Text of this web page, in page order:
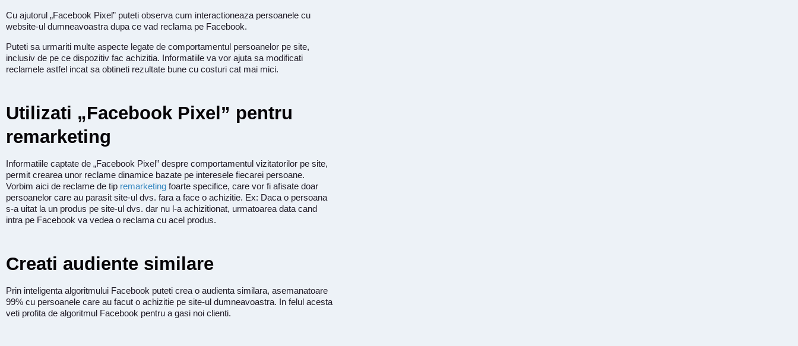
Cu ajutorul „Facebook Pixel” puteti observa cum interactioneaza persoanele cu
website-ul dumneavoastra dupa ce vad reclama pe Facebook.
Puteti sa urmariti multe aspecte legate de comportamentul persoanelor pe site,
inclusiv de pe ce dispozitiv fac achizitia. Informatiile va vor ajuta sa modificati
reclamele astfel incat sa obtineti rezultate bune cu costuri cat mai mici.
Utilizati „Facebook Pixel” pentru
remarketing
Informatiile captate de „Facebook Pixel” despre comportamentul vizitatorilor pe site,
permit crearea unor reclame dinamice bazate pe interesele fiecarei persoane.
Vorbim aici de reclame de tip remarketing foarte specifice, care vor fi afisate doar
persoanelor care au parasit site-ul dvs. fara a face o achizitie. Ex: Daca o persoana
s-a uitat la un produs pe site-ul dvs. dar nu l-a achizitionat, urmatoarea data cand
intra pe Facebook va vedea o reclama cu acel produs.
Creati audiente similare
Prin inteligenta algoritmului Facebook puteti crea o audienta similara, asemanatoare
99% cu persoanele care au facut o achizitie pe site-ul dumneavoastra. In felul acesta
veti profita de algoritmul Facebook pentru a gasi noi clienti.